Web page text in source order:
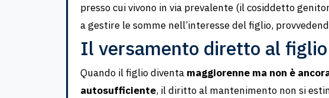
presso cui vivono in via prevalente (il cosiddetto
a gestire le somme nell’interesse del figlio,
Il versamento diretto al
Quando il figlio diventa maggiorenne ma non è
autosufficiente, il diritto al mantenimento non si